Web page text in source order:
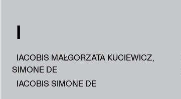
I
IACOBIS MAŁGORZATA KUCIEWICZ,
SIMONE DE
IACOBIS SIMONE DE